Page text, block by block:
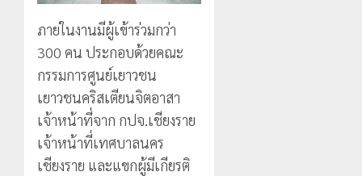
ภายในงานมีผู้เข้าร่วมกว่า
300 คน ประกอบด้วยคณะ
กรรมการศูนย์เยาวชน
เยาวชนคริสเตียนจิตอาสา
เจ้าหน้าที่จาก กปจ.เชียงราย
เจ้าหน้าที่เทศบาลนคร
เชียงราย และแขกผู้มีเกียรติ